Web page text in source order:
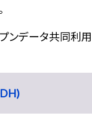
ンデータ共同利